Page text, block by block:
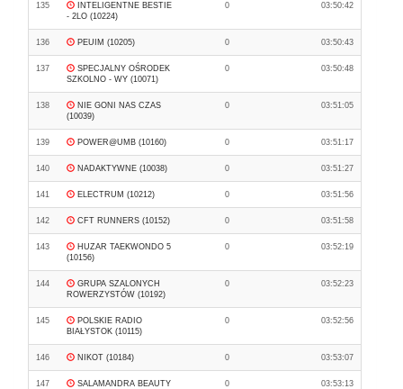
135
INTELIGENTNE BESTIE
- 2LO (10224)
0 03:50:42
136 PEUIM (10205) 0 03:50:43
137
SPECJALNY OŚRODEK
SZKOLNO - WY (10071)
0 03:50:48
138
NIE GONI NAS CZAS
(10039)
0 03:51:05
139 POWER@UMB (10160) 0 03:51:17
140 NADAKTYWNE (10038) 0 03:51:27
141 ELECTRUM (10212) 0 03:51:56
142 CFT RUNNERS (10152) 0 03:51:58
143
HUZAR TAEKWONDO 5
(10156)
0 03:52:19
144
GRUPA SZALONYCH
ROWERZYSTÓW (10192)
0 03:52:23
145
POLSKIE RADIO
BIAŁYSTOK (10115)
0 03:52:56
146 NIKOT (10184) 0 03:53:07
147
SALAMANDRA BEAUTY
0 03:53:13